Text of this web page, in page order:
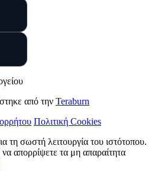
από την Teraburn
Πολιτική Cookies
τη σωστή λειτουργία του ιστότοπου.
απορρίψετε τα μη απαραίτητα